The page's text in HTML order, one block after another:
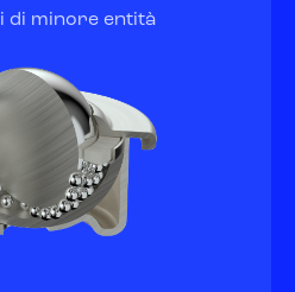
di minore entità